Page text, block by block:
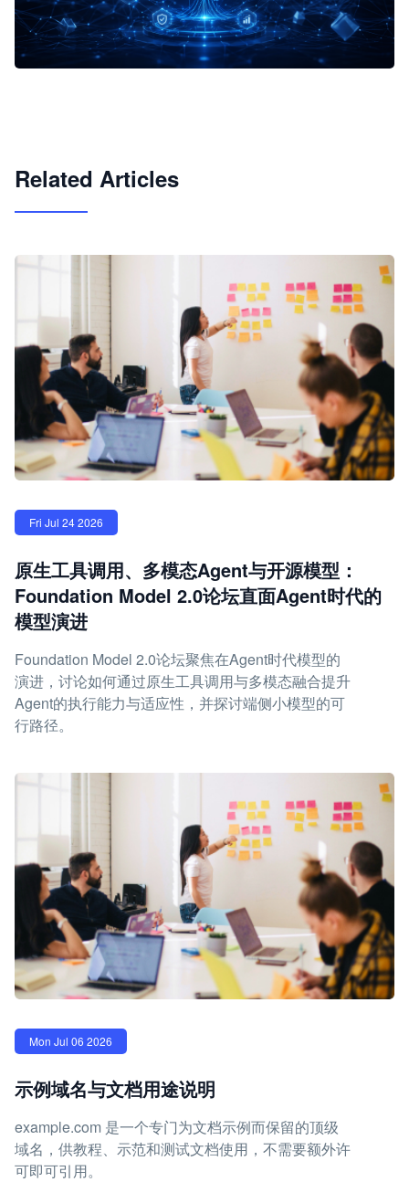
Related Articles
Fri Jul 24 2026
原生工具调用、多模态Agent与开源模型：
Foundation Model 2.0论坛直面Agent时代的
模型演进
Foundation Model 2.0论坛聚焦在Agent时代模型的
演进，讨论如何通过原生工具调用与多模态融合提升
Agent的执行能力与适应性，并探讨端侧小模型的可
行路径。
Mon Jul 06 2026
示例域名与文档用途说明
example.com 是一个专门为文档示例而保留的顶级
域名，供教程、示范和测试文档使用，不需要额外许
可即可引用。